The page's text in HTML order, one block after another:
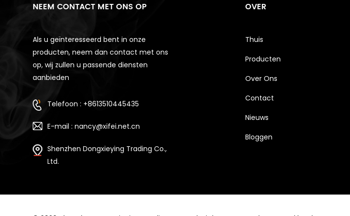
NEEM CONTACT MET ONS OP
Als u geïnteresseerd bent in onze
producten, neem dan contact met ons
op, wij zullen u passende diensten
aanbieden
Telefoon : +8613510445435
E-mail : nancy@xifei.net.cn
Shenzhen Dongxieying Trading Co.,
Ltd.
OVER
Thuis
Producten
Over Ons
Contact
Nieuws
Bloggen